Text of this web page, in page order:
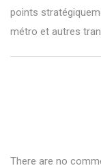
points
métro et autres
There are no